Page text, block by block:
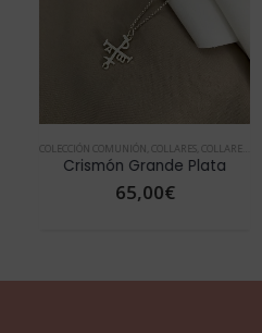
DE LA MADRE , JOYAS CON LETRAS , VER TODOS COLLARES
COLECCIÓN COMUNIÓN COLLARES,COLLARES PLATA
Crismón Grande Plata
65,00€